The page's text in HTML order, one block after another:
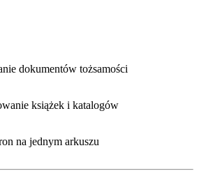
dokumentów tożsamości
książek i katalogów
na jednym arkuszu